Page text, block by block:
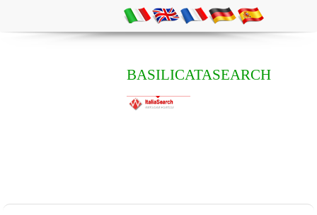
BASILICATASEARCH